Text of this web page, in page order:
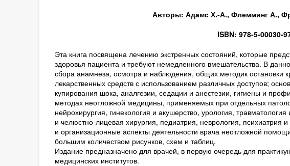
Авторы: Адамс Х.-А., Флемминг А.,
ISBN: 978-5-00030-
Эта книга посвящена лечению экстренных состояний, которые
здоровья пациента и требуют немедленного вмешательства. В
сбора анамнеза, осмотра и наблюдения, общих методик остановки
лекарственных средств с использованием различных доступов;
купирования шока, аналгезии, седации и анестезии, гигиены и
методах неотложной медицины, применяемых при отдельных
нейрохирургия, гинекология и акушерство, урология,
и челюстно-лицевая хирургия, педиатрия, неврология, психиатрия
и организационные аспекты деятельности врача неотложной
большим количеством рисунков, схем и таблиц.
Издание предназначено для врачей, в первую очередь для
медицинских институтов.